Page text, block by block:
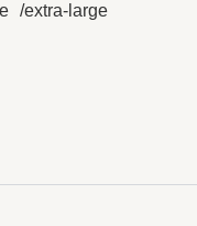
extra-large